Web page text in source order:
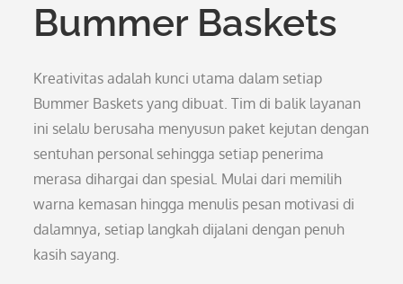
Bummer Baskets
Kreativitas adalah kunci utama dalam setiap
Bummer Baskets yang dibuat. Tim di balik layanan
ini selalu berusaha menyusun paket kejutan dengan
sentuhan personal sehingga setiap penerima
merasa dihargai dan spesial. Mulai dari memilih
warna kemasan hingga menulis pesan motivasi di
dalamnya, setiap langkah dijalani dengan penuh
kasih sayang.